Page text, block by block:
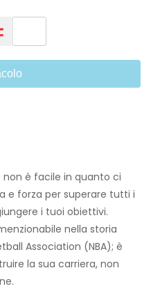
è facile in quanto ci
e forza per superare tutti i
i tuoi obiettivi.
nella storia
Association (NBA); è
la sua carriera, non